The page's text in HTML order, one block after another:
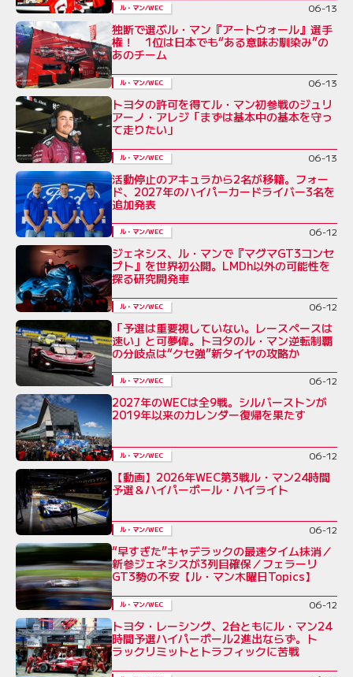
ル・マン/WEC 06-13
独断で選ぶル・マン『アートウォール』選手
権！ 1位は日本でも“ある意味お馴染み”の
あのチーム
ル・マン/WEC 06-13
トヨタの許可を得てル・マン初参戦のジュリ
アーノ・アレジ「まずは基本中の基本を守っ
て走りたい」
ル・マン/WEC 06-13
活動停止のアキュラから2名が移籍。フォー
ド、2027年のハイパーカードライバー3名を
追加発表
ル・マン/WEC 06-12
ジェネシス、ル・マンで『マグマGT3コンセ
プト』を世界初公開。LMDh以外の可能性を
探る研究開発車
ル・マン/WEC 06-12
「予選は重要視していない。レースペースは
速い」と可夢偉。トヨタのル・マン逆転制覇
の分岐点は“クセ強”新タイヤの攻略か
ル・マン/WEC 06-12
2027年のWECは全9戦。シルバーストンが
2019年以来のカレンダー復帰を果たす
ル・マン/WEC 06-12
【動画】2026年WEC第3戦ル・マン24時間
予選＆ハイパーポール・ハイライト
ル・マン/WEC 06-12
“早すぎた”キャデラックの最速タイム抹消／
新参ジェネシスが3列目確保／フェラーリ
GT3勢の不安【ル・マン木曜日Topics】
ル・マン/WEC 06-12
トヨタ・レーシング、2台ともにル・マン24
時間予選ハイパーポール2進出ならず。ト
ラックリミットとトラフィックに苦戦